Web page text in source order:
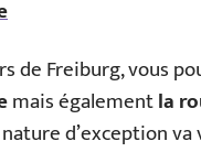
de Freiburg, vous
mais égalementla
d’exception